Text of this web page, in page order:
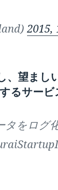
2015,
、望まし
るサービ
タをログ